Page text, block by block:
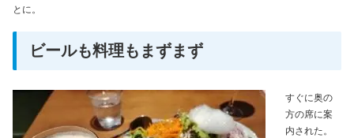
とに。
ビールも料理もまずまず
すぐに奥の
方の席に案
内された。